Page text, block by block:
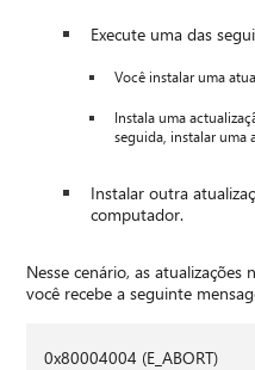
Execute uma das
Você instalar uma
Instala uma
seguida, instalar uma
Instalar outra
computador.
Nesse cenário, as atualizações
você recebe a seguinte
0x80004004 (E_ABORT)